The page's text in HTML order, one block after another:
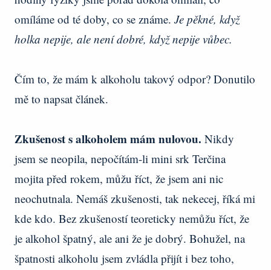
omíláme od té doby, co se známe. Je pěkné, když
holka nepije, ale není dobré, když nepije vůbec.
Čím to, že mám k alkoholu takový odpor? Donutilo
mě to napsat článek.
Zkušenost s alkoholem mám nulovou. Nikdy
jsem se neopila, nepočítám-li mini srk Terčina
mojita před rokem, můžu říct, že jsem ani nic
neochutnala. Nemáš zkušenosti, tak nekecej, říká mi
kde kdo. Bez zkušeností teoreticky nemůžu říct, že
je alkohol špatný, ale ani že je dobrý. Bohužel, na
špatnosti alkoholu jsem zvládla přijít i bez toho,